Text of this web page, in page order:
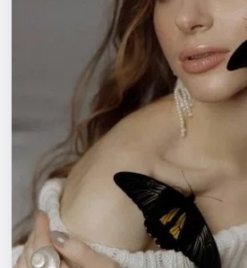
Площадки
Артисты
Рейтинги